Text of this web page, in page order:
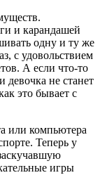
и карандашей
одну и ту же
с удовольствием
А если что-то
девочка не станет
это бывает с
или компьютера
Теперь у
игры